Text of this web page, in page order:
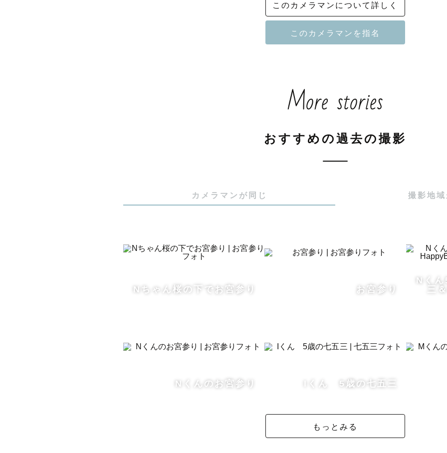
大阪の写真専門学校を卒業後、写真歴は20年になります。
主役のお子様はもちろんなのですが、皆様がお子様を見守る温かい
どうしようもなく自由でも、大丈夫です☺︎♡
写真に写ったお子様の肌質から、将来息づかいや匂いまで思い出せ
の質感にこだわり、色味もできるだけ綺麗に見える様にと、柔らか
このカメラマンについて詳しく
More stories
おすすめの過去の撮影
カメラマンが同じ 撮影地域
Nちゃん桜の下でお宮参り お宮参り
Nく
三
Nくんのお宮参り Iくん 5歳の七五三
もっとみる